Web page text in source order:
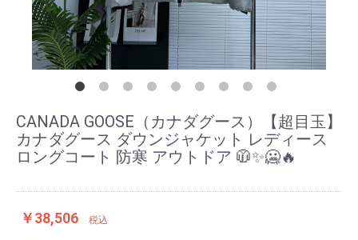
CANADA GOOSE（カナダグース）【超目玉】
カナダグース ダウンジャケット レディース
ロングコート 防寒 アウトドア 🧥✨🥶🔥
￥38,506 税込